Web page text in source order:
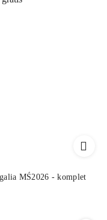
MŚ2026 - komplet